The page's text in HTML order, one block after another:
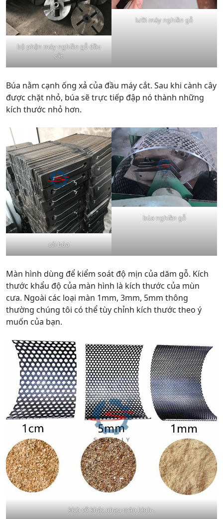
bộ phận máy nghiền gỗ đầu
cắt
lưỡi máy nghiền gỗ
Búa nằm cạnh ống xả của đầu máy cắt. Sau khi cành cây
được chặt nhỏ, búa sẽ trực tiếp đập nó thành những
kích thước nhỏ hơn.
cái búa
búa nghiền gỗ
Màn hình dùng để kiểm soát độ mịn của dăm gỗ. Kích
thước khẩu độ của màn hình là kích thước của mùn
cưa. Ngoài các loại màn 1mm, 3mm, 5mm thông
thường chúng tôi có thể tùy chỉnh kích thước theo ý
muốn của bạn.
kích cỡ khác nhau-màn hình-.